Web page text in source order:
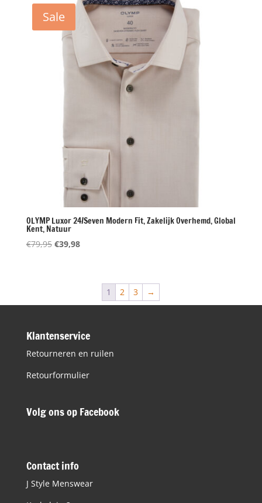
€99,95. €49,98.
Sale
OLYMP Luxor 24/Seven Modern Fit, Zakelijk Overhemd, Global
Kent, Natuur
€79,95 Oorspronkelijke
€39,98Huidige
€39,98.
1 2 3 →
Klantenservice
Retourneren en ruilen
Retourformulier
Volg ons op Facebook
Contact info
J Style Menswear